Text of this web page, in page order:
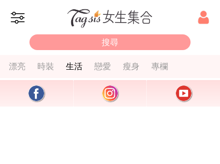
漂亮 時裝 生活 戀愛 瘦身 專欄